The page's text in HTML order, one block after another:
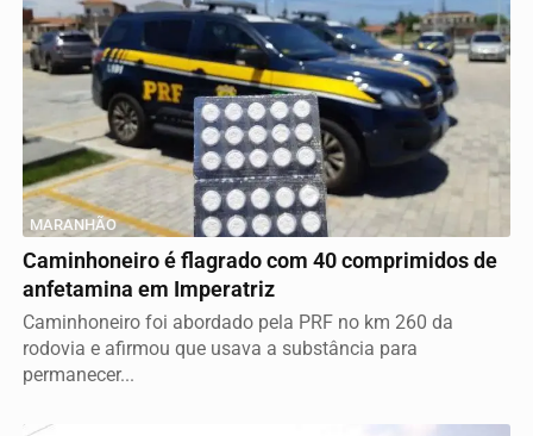
MARANHÃO
Caminhoneiro é flagrado com 40 comprimidos de
anfetamina em Imperatriz
Caminhoneiro foi abordado pela PRF no km 260 da
rodovia e afirmou que usava a substância para
permanecer...